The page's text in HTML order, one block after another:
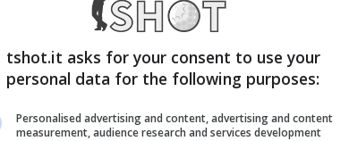
tshot.it asks for your consent to use your
personal data for the following purposes:
Personalised advertising and content, advertising and content
measurement, audience research and services development